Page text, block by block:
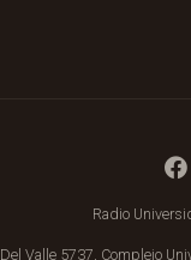
Radio
Valle 5737, Complejo